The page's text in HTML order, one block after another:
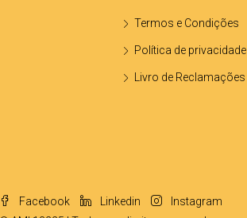
Termos e Condições
Política de privacidade
Livro de Reclamações
Facebook Linkedin
Instagram